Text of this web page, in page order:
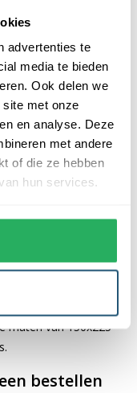
advertenties te
media te bieden
Ook delen we
met onze
en analyse. Deze
met andere
of die ze hebben
hun services.
zijn onze
kwaliteit. Ze zijn
stiknaad, wat
Wij bieden de
40x60 cm,
worden de vlaggen
De
maten van 150x225
bestellen